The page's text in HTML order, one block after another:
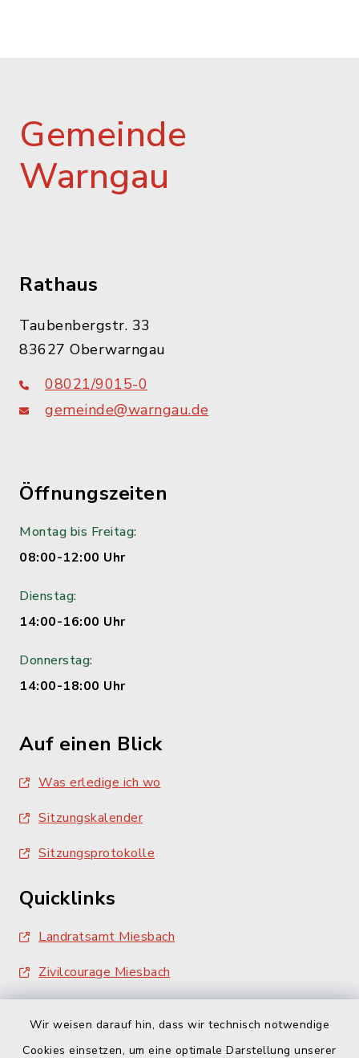
Wir weisen darauf hin, dass wir technisch notwendige
Cookies einsetzen, um eine optimale Darstellung unserer
Gemeinde
Warngau
Rathaus
Taubenbergstr. 33
83627 Oberwarngau
08021/9015-0
gemeinde@warngau.de
Öffnungszeiten
Montag bis Freitag:
08:00-12:00 Uhr
Dienstag:
14:00-16:00 Uhr
Donnerstag:
14:00-18:00 Uhr
Auf einen Blick
Was erledige ich wo
Sitzungskalender
Sitzungsprotokolle
Quicklinks
Landratsamt Miesbach
Zivilcourage Miesbach